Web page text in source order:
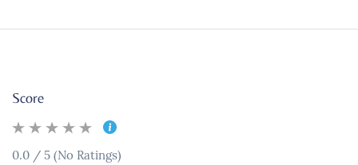
Score
0.0 / 5 (No Ratings)